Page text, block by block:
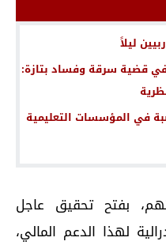
ليلاً
قضية سرقة وفساد بتازة:
في المؤسسات التعليمية
بفتح تحقيق عاجل
لهذا الدعم المالي،